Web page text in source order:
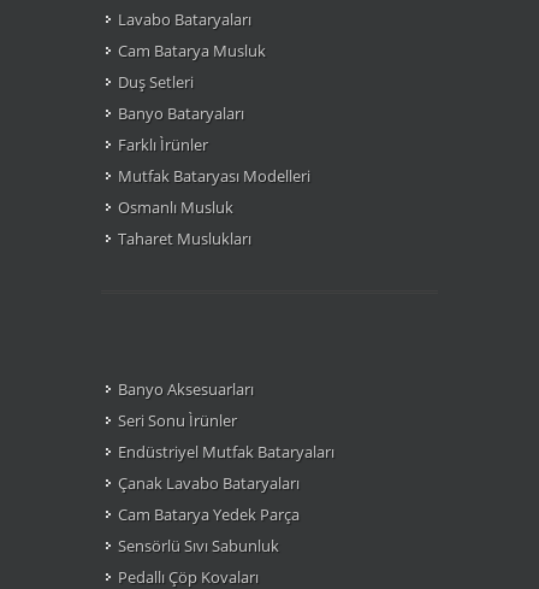
Lavabo Bataryaları
Cam Batarya Musluk
Duş Setleri
Banyo Bataryaları
Farklı Ìrünler
Mutfak Bataryası Modelleri
Osmanlı Musluk
Taharet Muslukları
Banyo Aksesuarları
Seri Sonu Ìrünler
Endüstriyel Mutfak Bataryaları
Çanak Lavabo Bataryaları
Cam Batarya Yedek Parça
Sensörlü Sıvı Sabunluk
Pedallı Çöp Kovaları